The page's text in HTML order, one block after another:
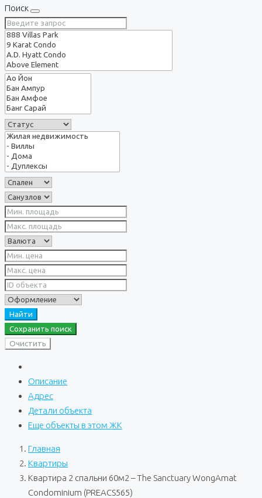
Поиск
Найти
Сохранить поиск
Очистить
Описание
Адрес
Детали объекта
Еще объекты в этом ЖК
Главная
Квартиры
Квартира 2 спальни 60м2 – The Sanctuary WongAmat
Condominium (PREACS565)